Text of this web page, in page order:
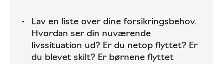
Lav en liste over dine forsikringsbehov.
Hvordan ser din nuværende
livssituation ud? Er du netop flyttet? Er
du blevet skilt? Er børnene flyttet